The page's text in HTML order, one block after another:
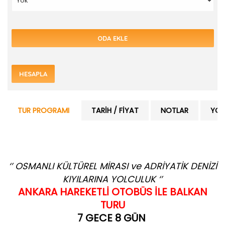
ODA EKLE
HESAPLA
TUR PROGRAMI TARIH / FIYAT NOTLAR
‘’ OSMANLI KÜLTÜREL MİRASI ve ADRİYATİK DENİZİ
KIYILARINA YOLCULUK ‘’
ANKARA HAREKETLİ OTOBÜS İLE BALKAN
TURU
7 GECE 8 GÜN